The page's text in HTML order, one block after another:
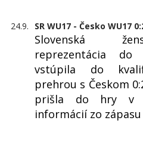
24.9. SR WU17 - Česko WU17
Slovenská
reprezentácia do
vstúpila do
prehrou s Českom
prišla do hry v
informácií zo